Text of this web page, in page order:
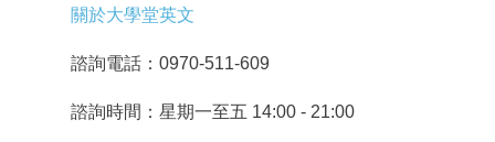
關於大學堂英文
諮詢電話：0970-511-609
諮詢時間：星期一至五 14:00 - 21:00